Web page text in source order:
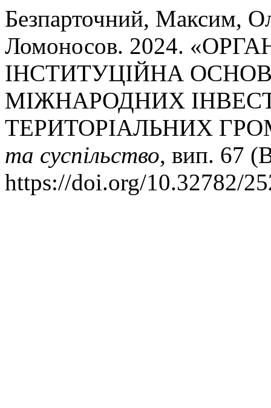
Безпарточний, Максим,
Ломоносов. 2024.
ІНСТИТУЦІЙНА
МІЖНАРОДНИХ
ТЕРИТОРІАЛЬНИХ
та суспільство, вип. 67
https://doi.org/10.32782/